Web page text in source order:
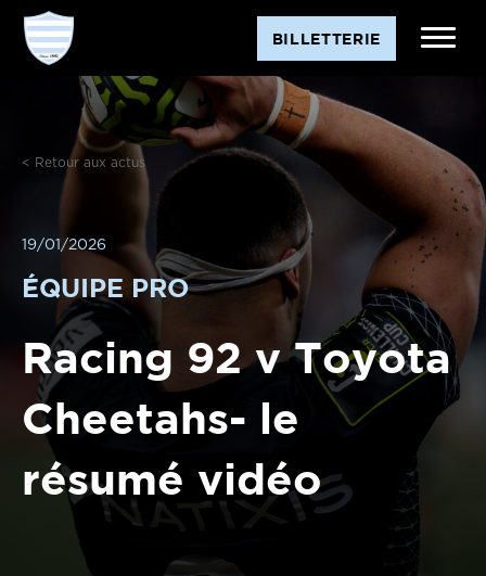
BILLETTERIE
< Retour aux actus
19/01/2026
ÉQUIPE PRO
Racing 92 v Toyota
Cheetahs- le
résumé vidéo